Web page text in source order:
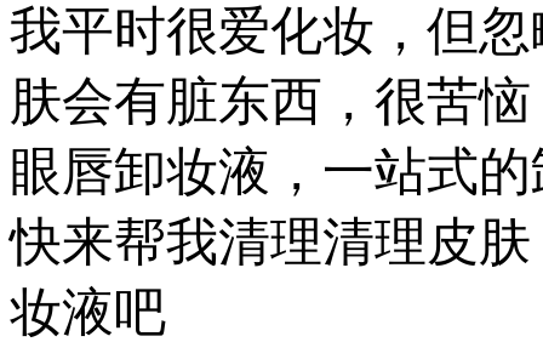
我平时很爱化妆，但
肤会有脏东西，很苦
眼唇卸妆液，一站式
快来帮我清理清理皮
妆液吧